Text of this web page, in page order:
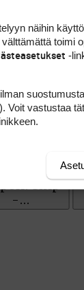
näihin
toimi
-
Voit vastustaa